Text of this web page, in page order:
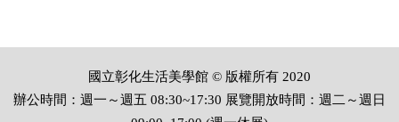
國立彰化生活美學館 © 版權所有 2020
辦公時間：週一～週五 08:30~17:30 展覽開放時間：週二～週日